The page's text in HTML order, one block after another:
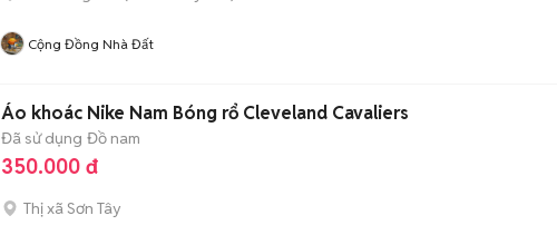
Cộng Đồng Nhà Đất
Áo khoác Nike Nam Bóng rổ Cleveland Cavaliers
Đã sử dụng Đồ nam
350.000 đ
Thị xã Sơn Tây